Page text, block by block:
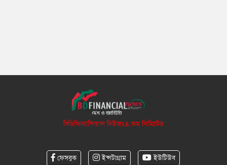
বিডিফিন্যান্সিয়াল নিউজ২৪.কম লিমিটেড
ফেসবুক ইন্সটাগ্রাম ইউটিউব